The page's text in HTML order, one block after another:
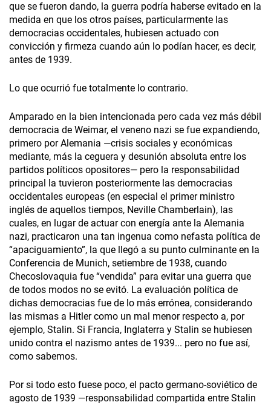
que se fueron dando, la guerra podría haberse evitado en la
medida en que los otros países, particularmente las
democracias occidentales, hubiesen actuado con
convicción y firmeza cuando aún lo podían hacer, es decir,
antes de 1939.
Lo que ocurrió fue totalmente lo contrario.
Amparado en la bien intencionada pero cada vez más débil
democracia de Weimar, el veneno nazi se fue expandiendo,
primero por Alemania —crisis sociales y económicas
mediante, más la ceguera y desunión absoluta entre los
partidos políticos opositores— pero la responsabilidad
principal la tuvieron posteriormente las democracias
occidentales europeas (en especial el primer ministro
inglés de aquellos tiempos, Neville Chamberlain), las
cuales, en lugar de actuar con energía ante la Alemania
nazi, practicaron una tan ingenua como nefasta política de
“apaciguamiento”, la que llegó a su punto culminante en la
Conferencia de Munich, setiembre de 1938, cuando
Checoslovaquia fue “vendida” para evitar una guerra que
de todos modos no se evitó. La evaluación política de
dichas democracias fue de lo más errónea, considerando
las mismas a Hitler como un mal menor respecto a, por
ejemplo, Stalin. Si Francia, Inglaterra y Stalin se hubiesen
unido contra el nazismo antes de 1939... pero no fue así,
como sabemos.
Por si todo esto fuese poco, el pacto germano-soviético de
agosto de 1939 —responsabilidad compartida entre Stalin